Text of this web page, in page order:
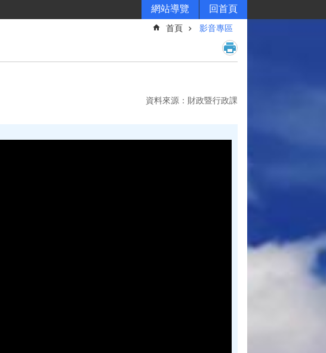
網站導覽 回首頁
首頁 影音專區
資料來源：財政暨行政課